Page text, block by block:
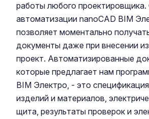
работы любого
автоматизации nanoCAD BIM
позволяет моментально
документы даже при внесении
проект. Автоматизированные
которые предлагает нам
BIM Электро, - это
изделий и материалов,
щита, результаты проверок и